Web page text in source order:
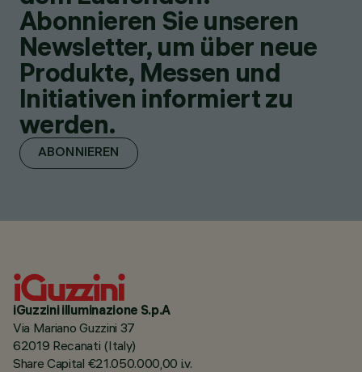
Abonnieren Sie unseren
Newsletter, um über neue
Produkte, Messen und
Initiativen informiert zu
werden.
ABONNIEREN
iGuzzini illuminazione S.p.A
Via Mariano Guzzini 37
62019 Recanati (Italy)
Share Capital €21.050.000,00 i.v.